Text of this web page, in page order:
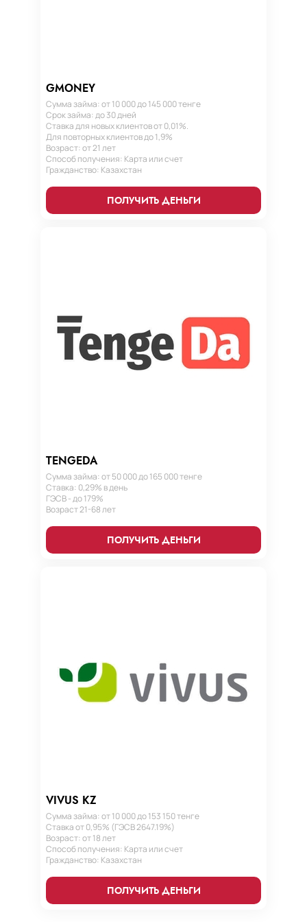
GMONEY
Сумма займа: от 10 000 до 145 000 тенге
Срок займа: до 30 дней
Ставка для новых клиентов от 0,01%.
Для повторных клиентов до 1,9%
Возраст: от 21 лет
Способ получения: Карта или счет
Гражданство: Казахстан
ПОЛУЧИТЬ ДЕНЬГИ
TENGEDA
Сумма займа: от 50 000 до 165 000 тенге
Ставка: 0,29% в день
ГЭСВ - до 179%
Возраст 21-68 лет
ПОЛУЧИТЬ ДЕНЬГИ
VIVUS KZ
Сумма займа: от 10 000 до 153 150 тенге
Ставка от 0,95% (ГЭСВ 2647.19%)
Возраст: от 18 лет
Способ получения: Карта или счет
Гражданство: Казахстан
ПОЛУЧИТЬ ДЕНЬГИ